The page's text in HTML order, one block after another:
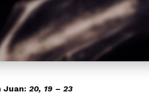
Juan:20, 19 – 23